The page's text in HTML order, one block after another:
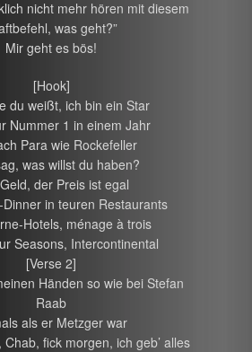
nicht mehr hören mit diesem
was geht?”
Mir geht es bös!
[Hook]
du weißt, ich bin ein Star
Nummer 1 in einem Jahr
Para wie Rockefeller
was willst du haben?
der Preis ist egal
in teuren Restaurants
Hotels, ménage à trois
Seasons, Intercontinental
[Verse 2]
Händen so wie bei Stefan
Raab
als er Metzger war
fick morgen, ich geb’ alles